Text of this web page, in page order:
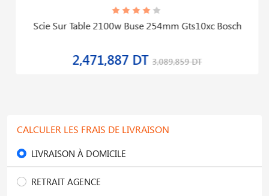
Scie Sur Table 2100w Buse 254mm Gts10xc Bosch
2,471,887 DT 3,089,859 DT
CALCULER LES FRAIS DE LIVRAISON
LIVRAISON À DOMICILE
RETRAIT AGENCE